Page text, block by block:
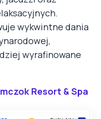
wykwintne dania
wyrafinowane
Resort & Spa